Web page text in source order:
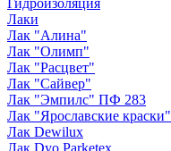
Гидроизоляция
Лаки
Лак "Алина"
Лак "Олимп"
Лак "Расцвет"
Лак "Сайвер"
Лак "Эмпилс" ПФ 283
Лак "Ярославские краски"
Лак Dewilux
Лак Dyo Parketex